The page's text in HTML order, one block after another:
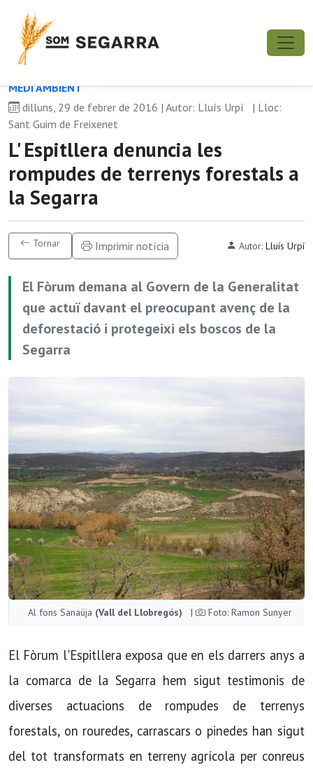
MEDI AMBIENT
dilluns, 29 de febrer de 2016 | Autor: Lluís Urpí
| Lloc:
Sant Guim de Freixenet
L' Espitllera denuncia les
rompudes de terrenys forestals a
la Segarra
Tornar Imprimir notícia Autor: Lluís Urpí
El Fòrum demana al Govern de la Generalitat
que actuï davant el preocupant avenç de la
deforestació i protegeixi els boscos de la
Segarra
Al fons Sanaüja (Vall del Llobregós) | Foto: Ramon Sunyer
El Fòrum l'Espitllera exposa que en els darrers anys a
la comarca de la Segarra hem sigut testimonis de
diverses actuacions de rompudes de terrenys
forestals, on rouredes, carrascars o pinedes han sigut
del tot transformats en terreny agrícola per conreus